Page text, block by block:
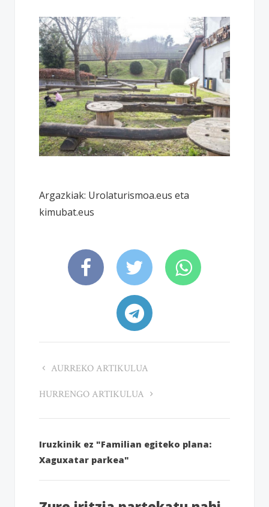
Argazkiak: Urolaturismoa.eus eta
kimubat.eus
AURREKO ARTIKULUA
HURRENGO ARTIKULUA
Iruzkinik ez "Familian egiteko plana:
Xaguxatar parkea"